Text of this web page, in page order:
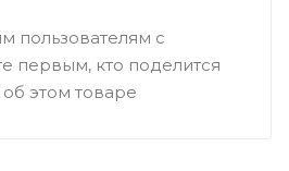
пользователям с
первым, кто поделится
этом товаре